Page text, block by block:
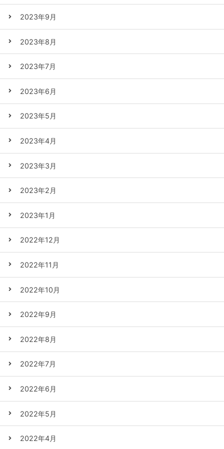
2023年9月
2023年8月
2023年7月
2023年6月
2023年5月
2023年4月
2023年3月
2023年2月
2023年1月
2022年12月
2022年11月
2022年10月
2022年9月
2022年8月
2022年7月
2022年6月
2022年5月
2022年4月